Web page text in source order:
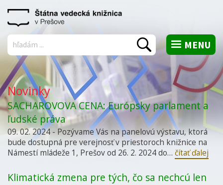
MENU
Vyhľadať
Novinky
SACHAROVOVA CENA: Európsky parlament a
ľudské práva
09. 02. 2024 - Pozývame Vás na panelovú výstavu, ktorá
bude dostupná pre verejnosť v priestoroch knižnice na
Námestí mládeže 1, Prešov od 26. 2. 2024 do… čítať ďalej
Klimatická zmena pre tých, čo sa nechcú len